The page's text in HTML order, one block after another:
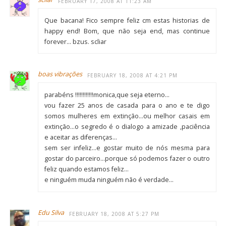
Que bacana! Fico sempre feliz cm estas historias de
happy end! Bom, que não seja end, mas continue
forever… bzus. scliar
boas vibrações FEBRUARY 18, 2008 AT 4:21 PM
parabéns !!!!!!!!!!!!monica,que seja eterno…
vou fazer 25 anos de casada para o ano e te digo
somos mulheres em extinção…ou melhor casais em
extinção…o segredo é o dialogo a amizade ,paciência
e aceitar as diferenças…
sem ser infeliz…e gostar muito de nós mesma para
gostar do parceiro…porque só podemos fazer o outro
feliz quando estamos feliz…
e ninguém muda ninguém não é verdade…
Edu Silva FEBRUARY 18, 2008 AT 5:27 PM